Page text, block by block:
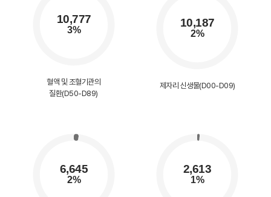
혈액 및 조혈기관의
질환(D50-D89)
제자리 신생물(D00-D09)